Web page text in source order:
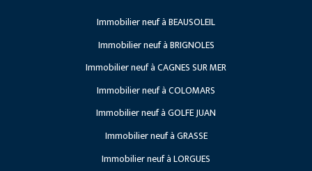
Recrutement
Lancements
Travaux en cours
Projets à venir
Immobilier neuf à BEAUSOLEIL
Immobilier neuf à BRIGNOLES
Immobilier neuf à CAGNES SUR MER
Immobilier neuf à COLOMARS
Immobilier neuf à GOLFE JUAN
Immobilier neuf à GRASSE
Immobilier neuf à LORGUES